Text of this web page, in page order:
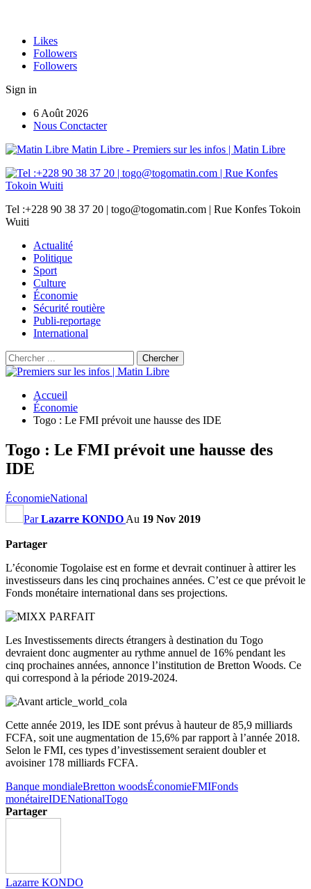
Likes
Followers
Followers
Sign in
6 Août 2026
Nous Conctacter
Matin Libre - Premiers sur les infos | Matin Libre
Tel :+228 90 38 37 20 | togo@togomatin.com | Rue Konfes Tokoin
Wuiti
Actualité
Politique
Sport
Culture
Économie
Sécurité routière
Publi-reportage
International
Accueil
Économie
Togo : Le FMI prévoit une hausse des IDE
Togo : Le FMI prévoit une hausse des
IDE
ÉconomieNational
ParLazarre KONDO Au 19 Nov 2019
Partager
L’économie Togolaise est en forme et devrait continuer à attirer les
investisseurs dans les cinq prochaines années. C’est ce que prévoit le
Fonds monétaire international dans ses projections.
Les Investissements directs étrangers à destination du Togo
devraient donc augmenter au rythme annuel de 16% pendant les
cinq prochaines années, annonce l’institution de Bretton Woods. Ce
qui correspond à la période 2019-2024.
Cette année 2019, les IDE sont prévus à hauteur de 85,9 milliards
FCFA, soit une augmentation de 15,6% par rapport à l’année 2018.
Selon le FMI, ces types d’investissement seraient doubler et
avoisiner 178 milliards FCFA.
Banque mondialeBretton woodsÉconomieFMIFonds
monétaireIDENationalTogo
Partager
Lazarre KONDO